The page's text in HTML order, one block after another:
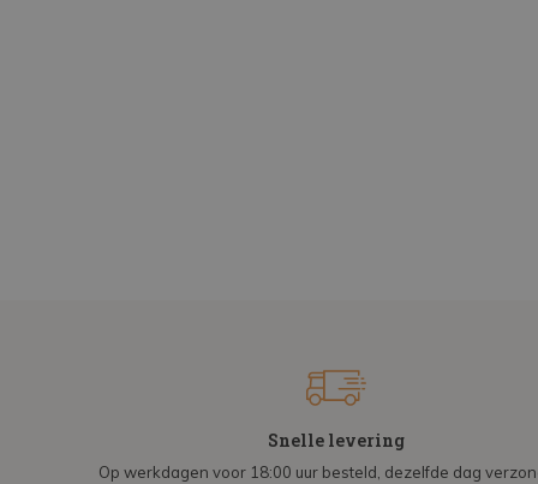
Snelle levering
Op werkdagen voor 18:00 uur besteld, dezelfde dag